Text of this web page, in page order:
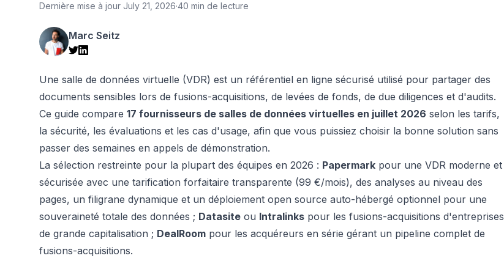
Dernière mise à jour July 21, 2026·40 min de lecture
Marc Seitz
Une salle de données virtuelle (VDR) est un référentiel en ligne sécurisé utilisé pour partager des
documents sensibles lors de fusions-acquisitions, de levées de fonds, de due diligences et d'audits.
Ce guide compare 17 fournisseurs de salles de données virtuelles en juillet 2026 selon les tarifs,
la sécurité, les évaluations et les cas d'usage, afin que vous puissiez choisir la bonne solution sans
passer des semaines en appels de démonstration.
La sélection restreinte pour la plupart des équipes en 2026 : Papermark pour une VDR moderne et
sécurisée avec une tarification forfaitaire transparente (99 €/mois), des analyses au niveau des
pages, un filigrane dynamique et un déploiement open source auto-hébergé optionnel pour une
souveraineté totale des données ; Datasite ou Intralinks pour les fusions-acquisitions d'entreprises
de grande capitalisation ; DealRoom pour les acquéreurs en série gérant un pipeline complet de
fusions-acquisitions.